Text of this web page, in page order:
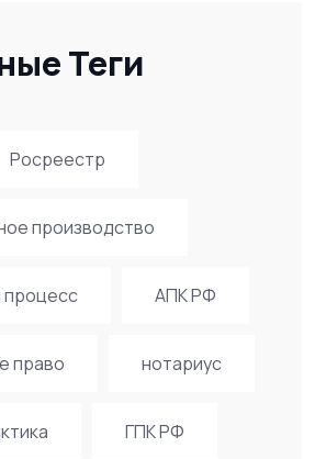
Теги
Росреестр
производство
АПК РФ
право нотариус
ГПК РФ